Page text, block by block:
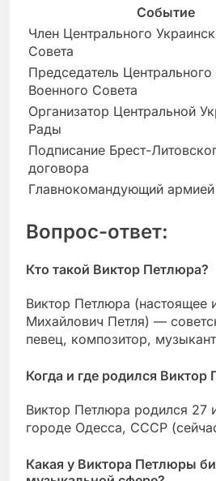
Событие
Член Центрального
Совета
Председатель Центрального
Военного Совета
Организатор Центральной
Рады
Подписание Брест-
договора
Главнокомандующий
Вопрос-ответ:
Кто такой Виктор Петлюра?
Виктор Петлюра (настоящее
Михайлович Петля) —
певец, композитор,
Когда и где родился Виктор
Виктор Петлюра родился 27
городе Одесса, СССР
Какая у Виктора Петлюры